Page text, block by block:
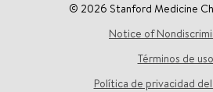
© 2026 Stanford Medicine
Notice of
Términos de uso
Política de privacidad